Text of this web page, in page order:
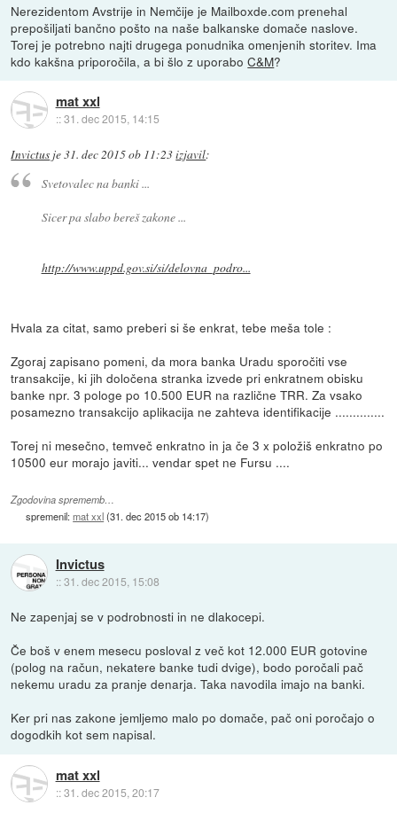
Nerezidentom Avstrije in Nemčije je Mailboxde.com prenehal
prepošiljati bančno pošto na naše balkanske domače naslove.
Torej je potrebno najti drugega ponudnika omenjenih storitev. Ima
kdo kakšna priporočila, a bi šlo z uporaboC&M?
mat xxl
::31. dec 2015, 14:15
Invictus je31. dec 2015 ob 11:23izjavil:
Svetovalec na banki ...
Sicer pa slabo bereš zakone ...
http://www.uppd.gov.si/si/delovna_podro...
Hvala za citat, samo preberi si še enkrat, tebe meša tole :
Zgoraj zapisano pomeni, da mora banka Uradu sporočiti vse
transakcije, ki jih določena stranka izvede pri enkratnem obisku
banke npr. 3 pologe po 10.500 EUR na različne TRR. Za vsako
posamezno transakcijo aplikacija ne zahteva identifikacije ..............
Torej ni mesečno, temveč enkratno in ja če 3 x položiš enkratno po
10500 eur morajo javiti... vendar spet ne Fursu ....
Zgodovina sprememb…
spremenil:mat xxl(31. dec 2015 ob 14:17)
Invictus
::31. dec 2015, 15:08
Ne zapenjaj se v podrobnosti in ne dlakocepi.
Če boš v enem mesecu posloval z več kot 12.000 EUR gotovine
(polog na račun, nekatere banke tudi dvige), bodo poročali pač
nekemu uradu za pranje denarja. Taka navodila imajo na banki.
Ker pri nas zakone jemljemo malo po domače, pač oni poročajo o
dogodkih kot sem napisal.
mat xxl
::31. dec 2015, 20:17